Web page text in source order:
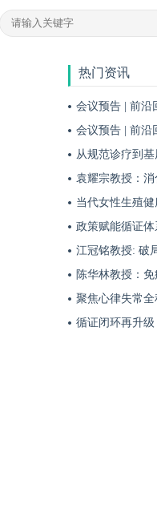
热门资讯
袁耀宗教授：